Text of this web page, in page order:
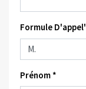
Formule D'appel'
Prénom *